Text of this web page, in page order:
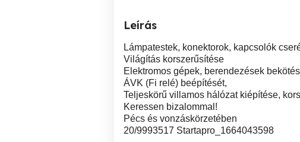
Leírás
Lámpatestek, konektorok, kapcsolók
Világítás korszerűsítése
Elektromos gépek, berendezések
ÁVK (Fi relé) beépítését,
Teljeskörű villamos hálózat kiépítése,
Keressen bizalommal!
Pécs és vonzáskörzetében
20/9993517 Startapro_1664043598